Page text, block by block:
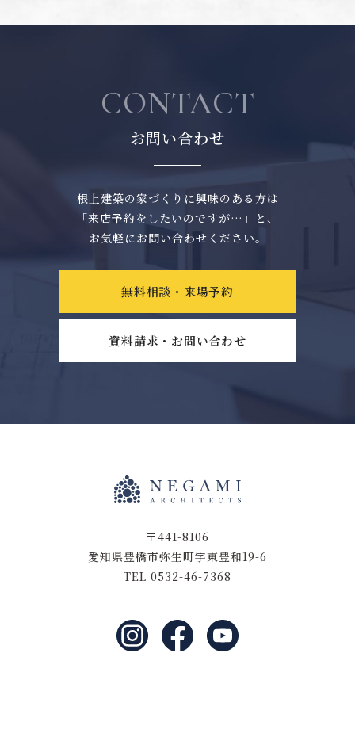
CONTACT
お問い合わせ
根上建築の家づくりに興味のある方は
「来店予約をしたいのですが…」と、
お気軽にお問い合わせください。
無料相談・来場予約
資料請求・お問い合わせ
〒441-8106
愛知県豊橋市弥生町字東豊和19-6
TEL 0532-46-7368